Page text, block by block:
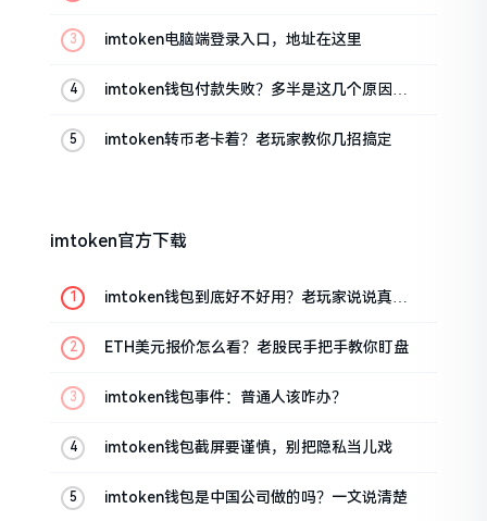
imtoken电脑端登录入口，地址在这里
imtoken钱包付款失败？多半是这几个原因闹
imtoken转币老卡着？老玩家教你几招搞定
imtoken官方下载
imtoken钱包到底好不好用？老玩家说说真实
ETH美元报价怎么看？老股民手把手教你盯盘
imtoken钱包事件：普通人该咋办？
imtoken钱包截屏要谨慎，别把隐私当儿戏
imtoken钱包是中国公司做的吗？一文说清楚